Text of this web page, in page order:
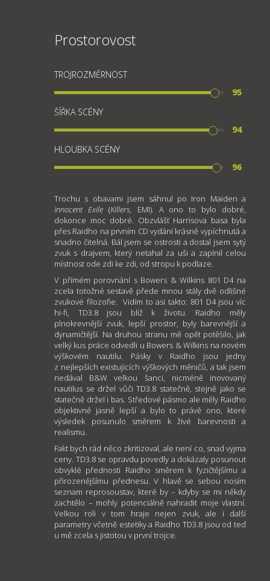
Prostorovost
TROJROZMĚRNOST
95
ŠÍŘKA SCÉNY
94
HLOUBKA SCÉNY
96
Trochu s obavami jsem sáhnul po Iron Maiden a
Innocent Exile (Killers, EMI). A ono to bylo dobré,
dokonce moc dobré. Obzvlášť Harrisova basa byla
přes Raidho na prvním CD vydání krásně vypíchnutá a
snadno čitelná. Bál jsem se ostrosti a dostal jsem sytý
zvuk s drajvem, který netahal za uši a zaplnil celou
místnost ode zdi ke zdi, od stropu k podlaze.
V přímém porovnání s Bowers & Wilkins 801 D4 na
zcela totožné sestavě přede mnou stály dvě odlišné
zvukové filozofie. Vidím to asi takto: 801 D4 jsou víc
hi-fi, TD3.8 jsou blíž k životu. Raidho měly
plnokrevnější zvuk, lepší prostor, byly barevnější a
dynamičtější. Na druhou stranu mě opět potěšilo, jak
velký kus práce odvedli u Bowers & Wilkins na novém
výškovém nautilu. Pásky v Raidho jsou jedny
z nejlepších existujících výškových měničů, a tak jsem
nedával B&W velkou šanci, nicméně inovovaný
nautilus se držel vůči TD3.8 statečně, stejně jako se
statečně držel i bas. Středové pásmo ale měly Raidho
objektivně jasně lepší a bylo to právě ono, které
výsledek posunulo směrem k živé barevnosti a
realismu.
Fakt bych rád něco zkritizoval, ale není co, snad vyjma
ceny. TD3.8 se opravdu povedly a dokázaly posunout
obvyklé přednosti Raidho směrem k fyzičtějšímu a
přirozenějšímu přednesu. V hlavě se sebou nosím
seznam reprosoustav, které by – kdyby se mi někdy
zachtělo – mohly potenciálně nahradit moje vlastní.
Velkou roli v tom hraje nejen zvuk, ale i další
parametry včetně estetiky a Raidho TD3.8 jsou od teď
u mě zcela s jistotou v první trojce.